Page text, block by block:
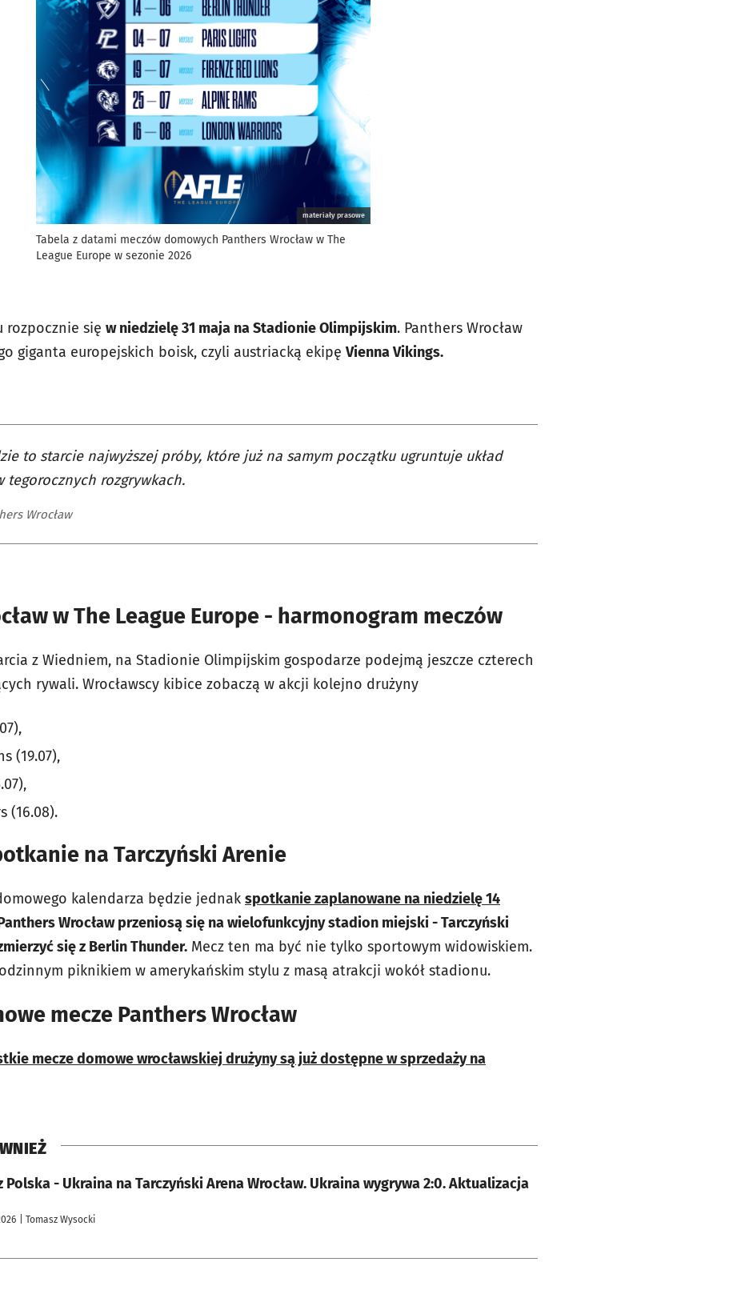
materiały prasowe
Tabela z datami meczów domowych Panthers Wrocław w The
League Europe w sezonie 2026
rozpocznie się w niedzielę 31 maja na Stadionie Olimpijskim. Panthers Wrocław
giganta europejskich boisk, czyli austriacką ekipę Vienna Vikings.
to starcie najwyższej próby, które już na samym początku ugruntuje układ
tegorocznych rozgrywkach.
Wrocław
w The League Europe - harmonogram meczów
z Wiedniem, na Stadionie Olimpijskim gospodarze podejmą jeszcze czterech
rywali. Wrocławscy kibice zobaczą w akcji kolejno drużyny
(19.07),
(16.08).
na Tarczyński Arenie
kalendarza będzie jednak spotkanie zaplanowane na niedzielę 14
Wrocław przeniosą się na wielofunkcyjny stadion miejski - Tarczyński
się z Berlin Thunder. Mecz ten ma być nie tylko sportowym widowiskiem.
piknikiem w amerykańskim stylu z masą atrakcji wokół stadionu.
mecze Panthers Wrocław
mecze domowe wrocławskiej drużyny są już dostępne w sprzedaży na
Mecz Polska - Ukraina na Tarczyński Arena Wrocław. Ukraina wygrywa 2:0. Aktualizacja
| Tomasz Wysocki